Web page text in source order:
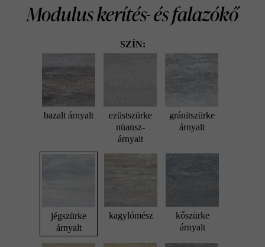
Modulus kerítés- és falazókő
SZÍN:
bazalt árnyalt
ezüstszürke
nüansz-
árnyalt
gránitszürke
árnyalt
jégszürke
árnyalt
kagylómész
kőszürke
árnyalt